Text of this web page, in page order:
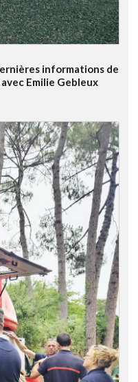
informations de
Emilie Gebleux